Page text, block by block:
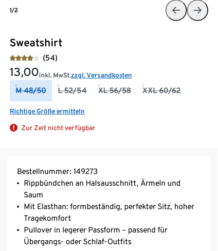
Sweatshirt
(54)
13,00inkl. MwSt.zzgl. Versandkosten
M 48/50 L 52/54 XL 56/58 XXL 60/62
Richtige Größe ermitteln
Zur Zeit nicht verfügbar
1/2
Bestellnummer: 149273
Rippbündchen an Halsausschnitt, Ärmeln und
Saum
Mit Elasthan: formbeständig, perfekter Sitz, hoher
Tragekomfort
Pullover in legerer Passform – passend für
Übergangs- oder Schlaf-Outfits